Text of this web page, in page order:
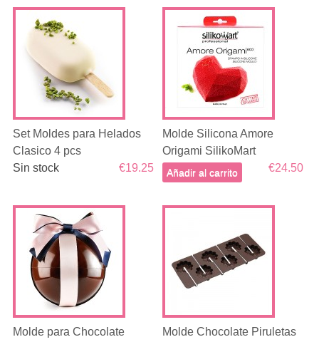
Set Moldes para Helados
Clasico 4 pcs
€19.25
Sin stock
Molde Silicona Amore
Origami SilikoMart
€24.50
Añadir al carrito
Molde para Chocolate
Molde Chocolate Piruletas